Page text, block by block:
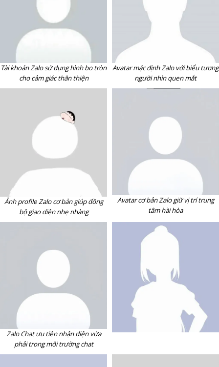
Tài khoản Zalo sử dụng hình bo tròn
cho cảm giác thân thiện
Avatar mặc định Zalo với biểu tượng
người nhìn quen mắt
Ảnh profile Zalo cơ bản giúp đồng
bộ giao diện nhẹ nhàng
Avatar cơ bản Zalo giữ vị trí trung
tâm hài hòa
Zalo Chat ưu tiên nhận diện vừa
phải trong môi trường chat